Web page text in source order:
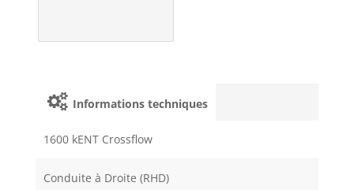
Informations techniques
1600 kENT Crossflow
Conduite à Droite (RHD)